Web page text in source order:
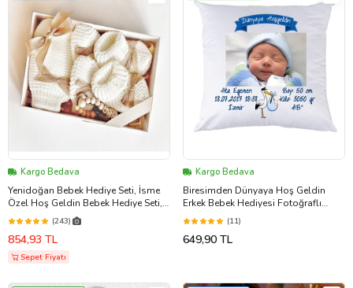
Kargo Bedava
Yenidoğan Bebek Hediye Seti, İsme
Özel Hoş Geldin Bebek Hediye Seti,
Kişiye Özel, Unisex
(243)
854,93 TL
Sepet Fiyatı
Kargo Bedava
Biresimden Dünyaya Hoş Geldin
Erkek Bebek Hediyesi Fotoğraflı
Yastık
(11)
649,90 TL